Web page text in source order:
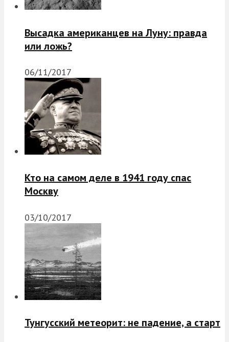
Высадка американцев на Луну: правда
или ложь?
06/11/2017
Кто на самом деле в 1941 году спас
Москву
03/10/2017
Тунгусский метеорит: не падение, а старт